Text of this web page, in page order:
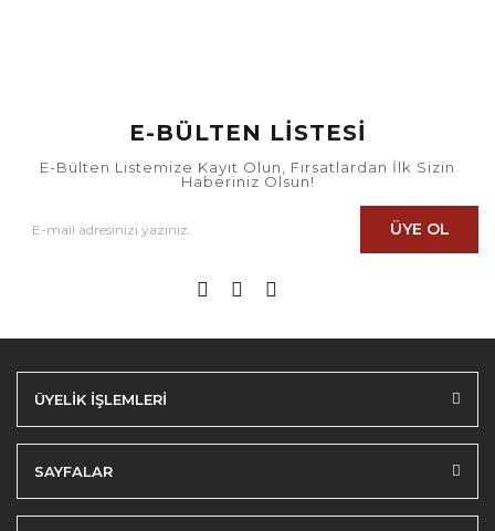
E-BÜLTEN LİSTESİ
E-Bülten Listemize Kayıt Olun, Fırsatlardan İlk Sizin
Haberiniz Olsun!
ÜYE OL
ÜYELİK İŞLEMLERİ
SAYFALAR